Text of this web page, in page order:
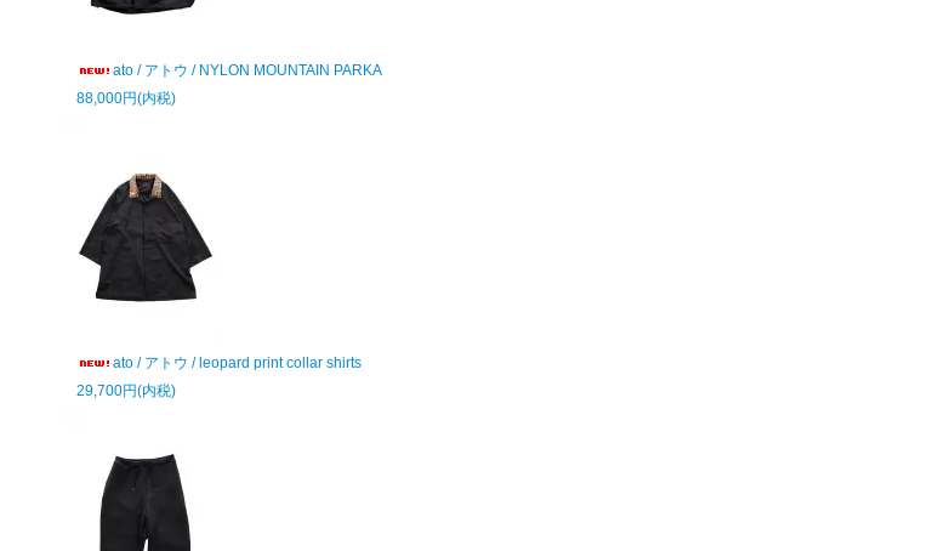
ato / アトウ / NYLON MOUNTAIN PARKA
88,000円(内税)
ato / アトウ / leopard print collar shirts
29,700円(内税)